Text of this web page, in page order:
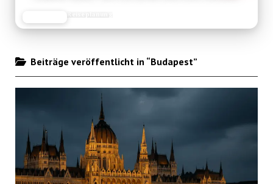
Reiseplanung
Beiträge veröffentlicht in “Budapest”